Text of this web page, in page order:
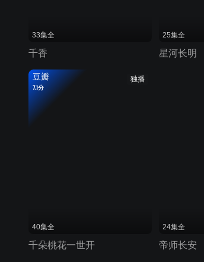
33集全
千香
25集全
星河长明
独播
豆瓣
7.1分
40集全
千朵桃花一世开
24集全
帝师长安